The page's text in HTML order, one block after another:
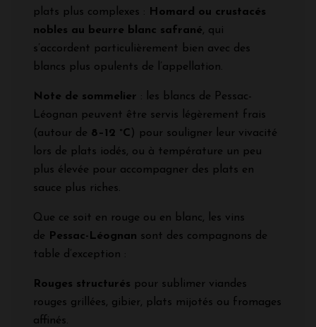
plats plus complexes :
Homard ou crustacés
nobles au beurre blanc safrané, qui
s’accordent particulièrement bien avec des
blancs plus opulents de l’appellation.
Note de sommelier : les blancs de Pessac-
Léognan peuvent être servis légèrement frais
(autour de 8–12 °C) pour souligner leur vivacité
lors de plats iodés, ou à température un peu
plus élevée pour accompagner des plats en
sauce plus riches.
Que ce soit en rouge ou en blanc, les vins
de
Pessac-Léognan sont des compagnons de
table d’exception :
Rouges structurés pour sublimer viandes
rouges grillées, gibier, plats mijotés ou fromages
affinés.